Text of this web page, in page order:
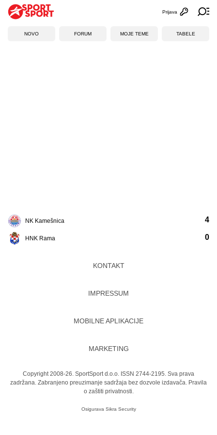
Otvori
Prijava
NOVO FORUM MOJE TEME TABELE
NK Kamešnica
HNK Rama
4
0
KONTAKT
IMPRESSUM
MOBILNE APLIKACIJE
MARKETING
Copyright 2008-26. SportSport d.o.o. ISSN 2744-2195. Sva prava
zadržana. Zabranjeno preuzimanje sadržaja bez dozvole izdavača. Pravila
o zaštiti privatnosti.
Osigurava Sikra Security